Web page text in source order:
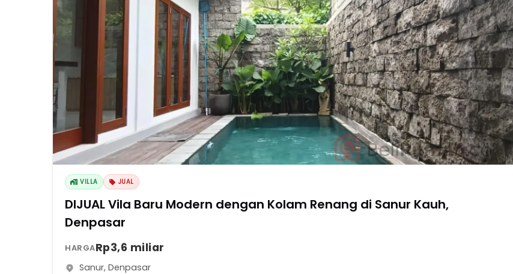
VILLA JUAL
DIJUAL Vila Baru Modern dengan Kolam Renang di Sanur Kauh,
Denpasar
HARGARp3,6 miliar
Sanur, Denpasar